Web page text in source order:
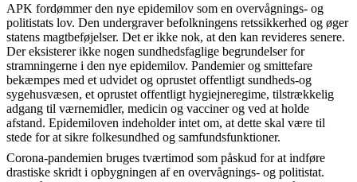
APK fordømmer den nye epidemilov som en overvågnings- og
politistats lov. Den undergraver befolkningens retssikkerhed og øger
statens magtbeføjelser. Det er ikke nok, at den kan revideres senere.
Der eksisterer ikke nogen sundhedsfaglige begrundelser for
stramningerne i den nye epidemilov. Pandemier og smittefare
bekæmpes med et udvidet og oprustet offentligt sundheds-og
sygehusvæsen, et oprustet offentligt hygiejneregime, tilstrækkelig
adgang til værnemidler, medicin og vacciner og ved at holde
afstand. Epidemiloven indeholder intet om, at dette skal være til
stede for at sikre folkesundhed og samfundsfunktioner.
Corona-pandemien bruges tværtimod som påskud for at indføre
drastiske skridt i opbygningen af en overvågnings- og politistat.